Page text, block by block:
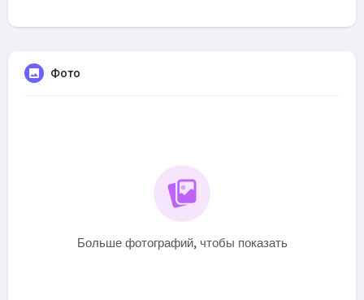
Фото
Больше фотографий, чтобы показать